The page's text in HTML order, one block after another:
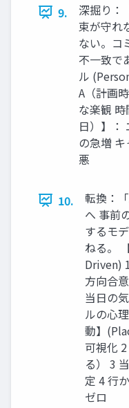
9.
深掘り：
束が守れ
ない。コ
不一致で
ル
A（計画
な楽観
日）】：
の急増
悪
10.
転換：
へ 事前
するモ
ねる。
Driven)
方向合
当日の
ルの心
動】
可視化
る） 3
定 4 行
ゼロ